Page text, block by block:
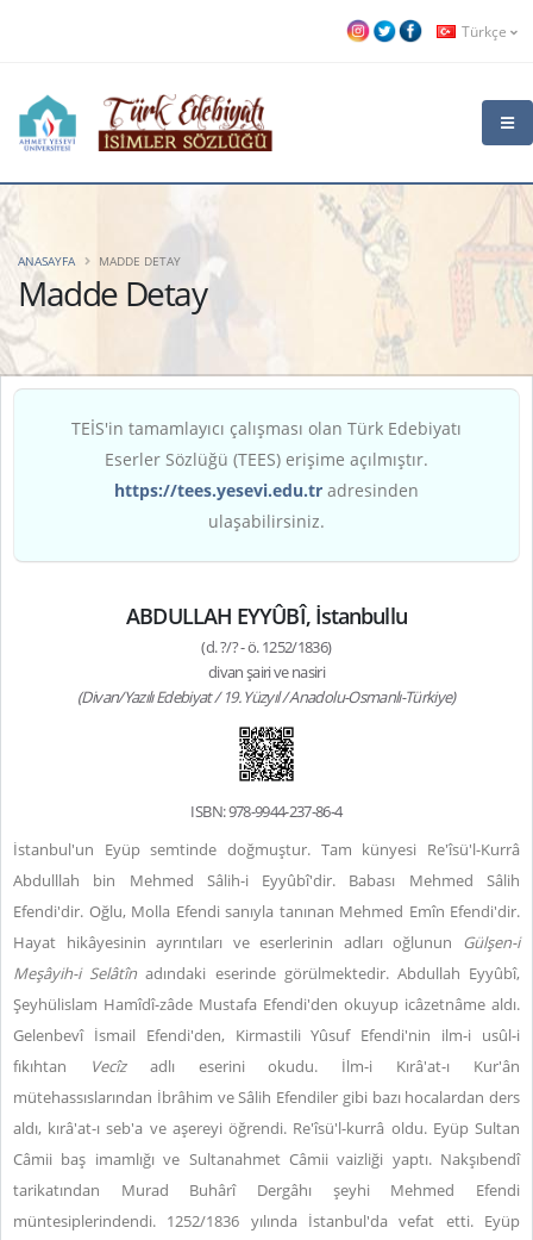
Türkçe
Madde Detay
ANASAYFA MADDE DETAY
TEİS'in tamamlayıcı çalışması olan Türk Edebiyatı
Eserler Sözlüğü (TEES) erişime açılmıştır.
https://tees.yesevi.edu.tr adresinden
ulaşabilirsiniz.
ABDULLAH EYYÛBÎ, İstanbullu
(d. ?/? - ö. 1252/1836)
divan şairi ve nasiri
(Divan/Yazılı Edebiyat / 19. Yüzyıl / Anadolu-Osmanlı-Türkiye)
ISBN: 978-9944-237-86-4
İstanbul'un Eyüp semtinde doğmuştur. Tam künyesi Re'îsü'l-Kurrâ
Abdulllah bin Mehmed Sâlih-i Eyyûbî'dir. Babası Mehmed Sâlih
Efendi'dir. Oğlu, Molla Efendi sanıyla tanınan Mehmed Emîn Efendi'dir.
Hayat hikâyesinin ayrıntıları ve eserlerinin adları oğlunun Gülşen-i
Meşâyih-i Selâtîn adındaki eserinde görülmektedir. Abdullah Eyyûbî,
Şeyhülislam Hamîdî-zâde Mustafa Efendi'den okuyup icâzetnâme aldı.
Gelenbevî İsmail Efendi'den, Kirmastili Yûsuf Efendi'nin ilm-i usûl-i
fıkıhtan
Vecîzadlı eserini okudu. İlm-i Kırâ'at-ı Kur'ân
mütehassıslarından İbrâhim ve Sâlih Efendiler gibi bazı hocalardan ders
aldı, kırâ'at-ı seb'a ve aşereyi öğrendi. Re'îsü'l-kurrâ oldu. Eyüp Sultan
Câmii baş imamlığı ve Sultanahmet Câmii vaizliği yaptı. Nakşıbendî
tarikatından Murad Buhârî Dergâhı şeyhi Mehmed Efendi
müntesiplerindendi. 1252/1836 yılında İstanbul'da vefat etti. Eyüp